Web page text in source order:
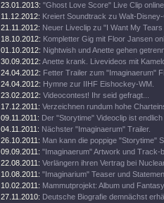
23.01.2013: "Ghost Love Score" Live Clip
11.12.2012: Kreiert Soundtrack zu Walt-
21.11.2012: Neuer Liveclip zu "I Want My
18.10.2012: Kompletter Gig mit Floor Jansen
01.10.2012: Nightwish und Anette gehen
30.09.2012: Anette krank. Livevideos mit
24.04.2012: Fetter Trailer zum "Imaginaerum"
24.04.2012: Hymne zur IIHF Eishockey-WM.
23.02.2012: Videocontest! Ihr seid gefragt...
17.12.2011: Verzeichnen rundum hohe
09.11.2011: Der "Storytime" Videoclip ist endlich
04.11.2011: Nächster "Imaginaerum" Trailer.
26.10.2011: Man kann die poppige "Storytime"
09.09.2011: "Imaginaerum" Artwork und Track-
22.08.2011: Verlängern ihren Vertrag bei
10.08.2011: "Imaginarium" Teaser und
10.02.2011: Mammutprojekt: Album und
27.11.2010: Deutsche Biografie demnächst